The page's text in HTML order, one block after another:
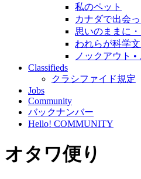
私のペット
カナダで出会
思いのままに
われらが科学
ノックアウト
Classifieds
クラシファイド規定
Jobs
Community
バックナンバー
Hello! COMMUNITY
オタワ便り